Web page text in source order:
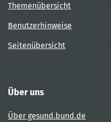
Themenübersicht
Benutzerhinweise
Seitenübersicht
Über uns
Über gesund.bund.de